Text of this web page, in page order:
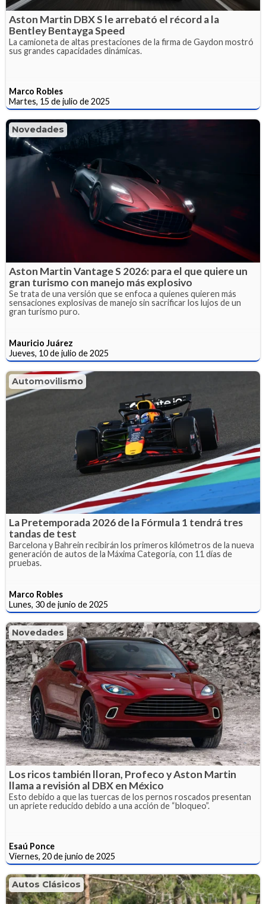
Aston Martin DBX S le arrebató el récord a la
Bentley Bentayga Speed
La camioneta de altas prestaciones de la firma de Gaydon mostró
sus grandes capacidades dinámicas.
Marco Robles
Martes, 15 de julio de 2025
Novedades
Aston Martin Vantage S 2026: para el que quiere un
gran turismo con manejo más explosivo
Se trata de una versión que se enfoca a quienes quieren más
sensaciones explosivas de manejo sin sacrificar los lujos de un
gran turismo puro.
Mauricio Juárez
Jueves, 10 de julio de 2025
Automovilismo
La Pretemporada 2026 de la Fórmula 1 tendrá tres
tandas de test
Barcelona y Bahrein recibirán los primeros kilómetros de la nueva
generación de autos de la Máxima Categoría, con 11 días de
pruebas.
Marco Robles
Lunes, 30 de junio de 2025
Novedades
Los ricos también lloran, Profeco y Aston Martin
llama a revisión al DBX en México
Esto debido a que las tuercas de los pernos roscados presentan
un apriete reducido debido a una acción de “bloqueo”.
Esaú Ponce
Viernes, 20 de junio de 2025
Autos Clásicos